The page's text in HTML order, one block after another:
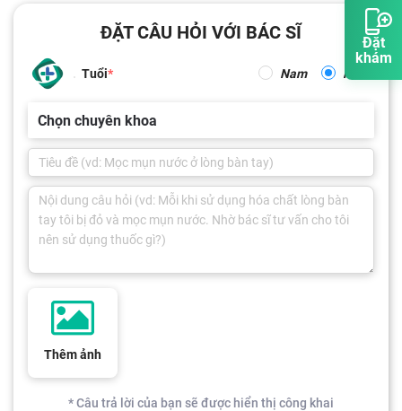
Đặt
khám
ĐẶT CÂU HỎI VỚI BÁC SĨ
Tuổi Nam Nữ
Chọn chuyên khoa
Thêm ảnh
* Câu trả lời của bạn sẽ được hiển thị công khai